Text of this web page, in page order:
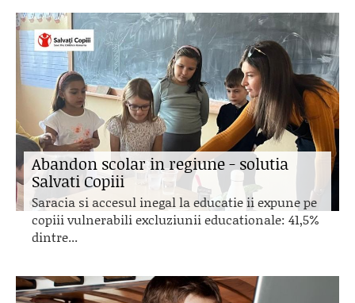
Abandon scolar in regiune - solutia
Salvati Copiii
Saracia si accesul inegal la educatie ii expune pe
copiii vulnerabili excluziunii educationale: 41,5%
dintre...